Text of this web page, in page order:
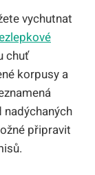
vychutnat
chuť
korpusy a
připravit